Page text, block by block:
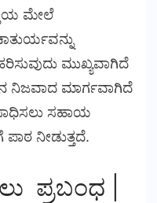
ಮೇಲೆ
ಮುಖ್ಯವಾಗಿದೆ
ನಿಜವಾದ ಮಾರ್ಗವಾಗಿದೆ
ಸಾಧಿಸಲು ಸಹಾಯ
ನೀಡುತ್ತದೆ.
ಪ್ರಬಂಧ |